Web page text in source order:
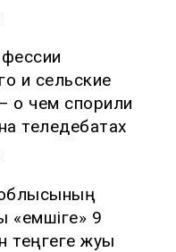
и сельские
о чем спорили
теледебатах
«емшіге» 9
теңгеге жуық